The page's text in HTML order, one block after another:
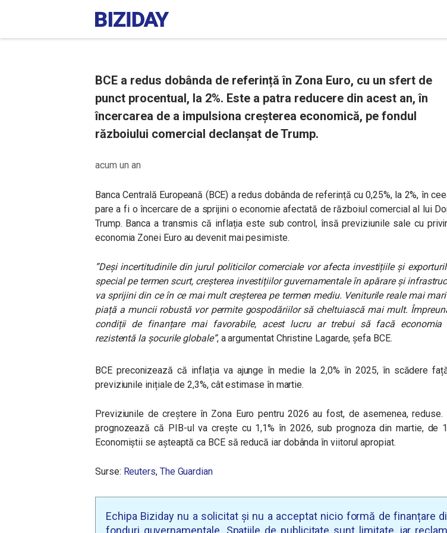
BCE a redus dobânda de referință în Zona Euro, cu un sfert de
punct procentual, la 2%. Este a patra reducere din acest an, în
încercarea de a impulsiona creșterea economică, pe fondul
războiului comercial declanșat de Trump.
acum un an
Banca Centrală Europeană (BCE) a redus dobânda de referință cu 0,25%, la 2%, în
pare a fi o încercare de a sprijini o economie afectată de războiul comercial al lui
Trump. Banca a transmis că inflația este sub control, însă previziunile sale cu
economia Zonei Euro au devenit mai pesimiste.
”Deși incertitudinile din jurul politicilor comerciale vor afecta investițiile și
special pe termen scurt, creșterea investițiilor guvernamentale în apărare și
va sprijini din ce în ce mai mult creșterea pe termen mediu. Veniturile reale mai
piață a muncii robustă vor permite gospodăriilor să cheltuiască mai mult.
condiții de finanțare mai favorabile, acest lucru ar trebui să facă economia
rezistentă la șocurile globale”, a argumentat Christine Lagarde, șefa BCE.
BCE preconizează că inflația va ajunge în medie la 2,0% în 2025, în scădere
previziunile inițiale de 2,3%, cât estimase în martie.
Previziunile de creștere în Zona Euro pentru 2026 au fost, de asemenea, reduse.
prognozează că PIB-ul va crește cu 1,1% în 2026, sub prognoza din martie, de
Economiștii se așteaptă ca BCE să reducă iar dobânda în viitorul apropiat.
Surse: Reuters, The Guardian
Echipa Biziday nu a solicitat și nu a acceptat nicio formă de finanțare
fonduri guvernamentale. Spațiile de publicitate sunt limitate, iar